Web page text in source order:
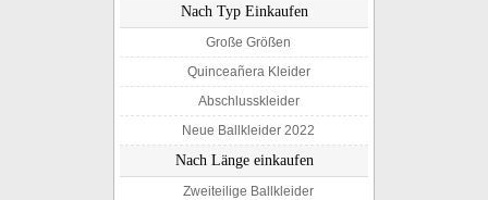
Nach Typ Einkaufen
Große Größen
Quinceañera Kleider
Abschlusskleider
Neue Ballkleider 2022
Nach Länge einkaufen
Zweiteilige Ballkleider